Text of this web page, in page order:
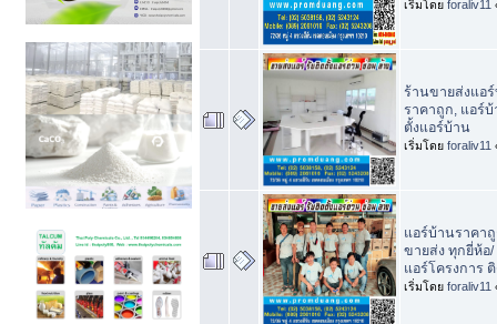
เริ่มโดย foraliv11
ร้านขายส่งแอ
ราคาถูก, แอร์
ตั้งแอร์บ้าน
เริ่มโดย foraliv11
แอร์บ้านราคา
ขายส่ง ทุกยี่ห้อ/
แอร์โครงการ
เริ่มโดย foraliv11